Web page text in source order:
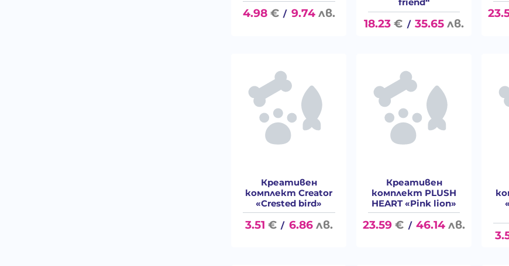
4.98 € / 9.74 лв.
18.23 € / 35.65 лв.
Креативен
комплект Creator
«Crested bird»
3.51 € / 6.86 лв.
Креативен
комплект PLUSH
HEART «Pink lion»
23.59 € / 46.14 лв.